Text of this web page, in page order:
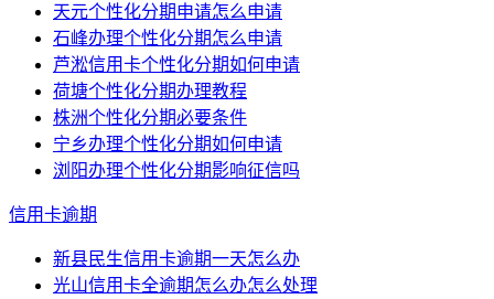
天元个性化分期申请怎么申请
石峰办理个性化分期怎么申请
芦淞信用卡个性化分期如何申请
荷塘个性化分期办理教程
株洲个性化分期必要条件
宁乡办理个性化分期如何申请
浏阳办理个性化分期影响征信吗
信用卡逾期
新县民生信用卡逾期一天怎么办
光山信用卡全逾期怎么办怎么处理